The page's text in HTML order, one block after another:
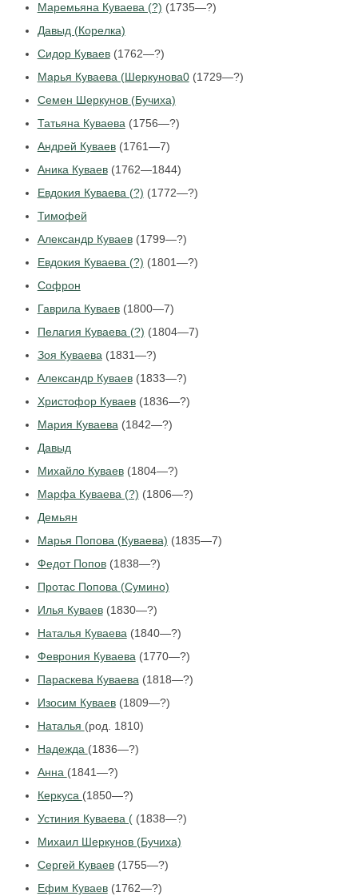
Маремьяна Куваева (?) (1735—?)
Давыд (Корелка)
Сидор Куваев(1762—?)
Марья Куваева (Шеркунова0(1729—?)
Семен Шеркунов (Бучиха)
Татьяна Куваева(1756—?)
Андрей Куваев(1761—7)
Аника Куваев(1762—1844)
Евдокия Куваева (?) (1772—?)
Тимофей
Александр Куваев(1799—?)
Евдокия Куваева (?) (1801—?)
Софрон
Гаврила Куваев(1800—7)
Пелагия Куваева (?) (1804—7)
Зоя Куваева(1831—?)
Александр Куваев(1833—?)
Христофор Куваев(1836—?)
Мария Куваева(1842—?)
Давыд
Михайло Куваев(1804—?)
Марфа Куваева (?) (1806—?)
Демьян
Марья Попова (Куваева) (1835—7)
Федот Попов(1838—?)
Протас Попова (Сумино)
Илья Куваев(1830—?)
Наталья Куваева(1840—?)
Феврония Куваева(1770—?)
Параскева Куваева(1818—?)
Изосим Куваев(1809—?)
Наталья (род. 1810)
Надежда (1836—?)
Анна (1841—?)
Керкуса (1850—?)
Устиния Куваева ((1838—?)
Михаил Шеркунов (Бучиха)
Сергей Куваев(1755—?)
Ефим Куваев(1762—?)